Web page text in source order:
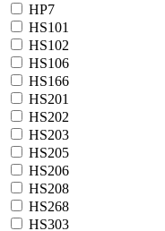
HP7
HS101
HS102
HS106
HS166
HS201
HS202
HS203
HS205
HS206
HS208
HS268
HS303